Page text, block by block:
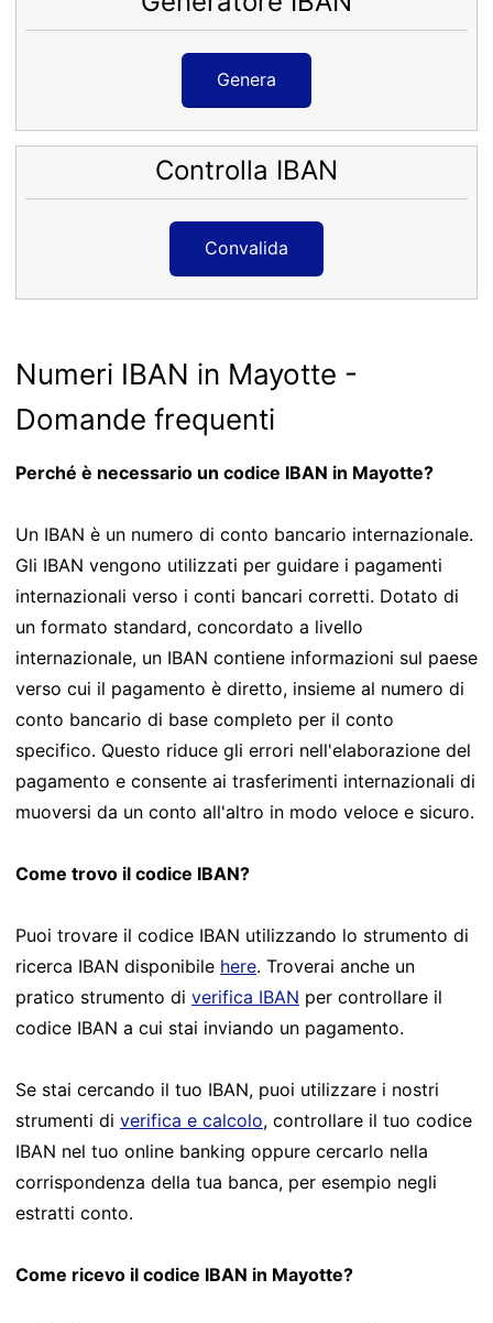
Genera
Controlla IBAN
Convalida
Numeri IBAN in Mayotte -
Domande frequenti
Perché è necessario un codice IBAN in Mayotte?
Un IBAN è un numero di conto bancario internazionale.
Gli IBAN vengono utilizzati per guidare i pagamenti
internazionali verso i conti bancari corretti. Dotato di
un formato standard, concordato a livello
internazionale, un IBAN contiene informazioni sul paese
verso cui il pagamento è diretto, insieme al numero di
conto bancario di base completo per il conto
specifico. Questo riduce gli errori nell'elaborazione del
pagamento e consente ai trasferimenti internazionali di
muoversi da un conto all'altro in modo veloce e sicuro.
Come trovo il codice IBAN?
Puoi trovare il codice IBAN utilizzando lo strumento di
ricerca IBAN disponibile here. Troverai anche un
pratico strumento di verifica IBAN per controllare il
codice IBAN a cui stai inviando un pagamento.
Se stai cercando il tuo IBAN, puoi utilizzare i nostri
strumenti di verifica e calcolo, controllare il tuo codice
IBAN nel tuo online banking oppure cercarlo nella
corrispondenza della tua banca, per esempio negli
estratti conto.
Come ricevo il codice IBAN in Mayotte?